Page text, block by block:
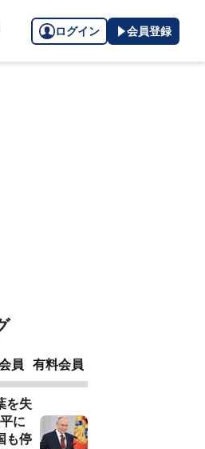
ログイン 会員登録
員 有料会員
を失
に
も停